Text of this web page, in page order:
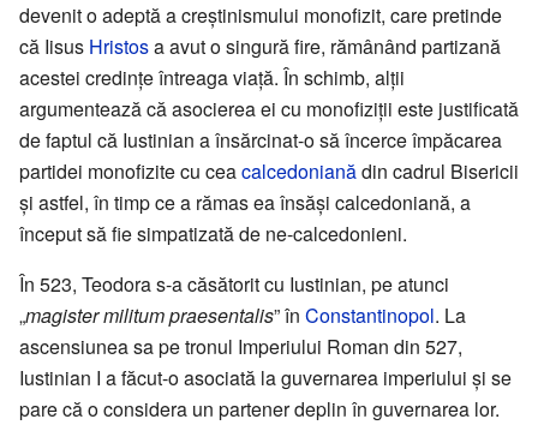
devenit o adeptă a creștinismului monofizit, care pretinde
că Iisus Hristosa avut o singură fire, rămânând partizană
acestei credințe întreaga viață. În schimb, alții
argumentează că asocierea ei cu monofiziții este justificată
de faptul că Iustinian a însărcinat-o să încerce împăcarea
partidei monofizite cu ceacalcedonianădin cadrul Bisericii
și astfel, în timp ce a rămas ea însăși calcedoniană, a
început să fie simpatizată de ne-calcedonieni.
În 523, Teodora s-a căsătorit cu Iustinian, pe atunci
„magister militum praesentalis” în Constantinopol. La
ascensiunea sa pe tronul Imperiului Roman din 527,
Iustinian I a făcut-o asociată la guvernarea imperiului și se
pare că o considera un partener deplin în guvernarea lor.